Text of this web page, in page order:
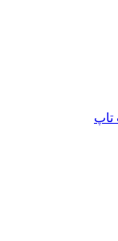
تاپ